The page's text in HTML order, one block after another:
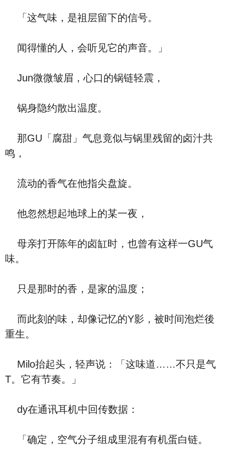
「这气味，是祖层留下的信号。
闻得懂的人，会听见它的声音。」
Jun微微皱眉，心口的锅链轻震，
锅身隐约散出温度。
那GU「腐甜」气息竟似与锅里残留的卤汁共
鸣，
流动的香气在他指尖盘旋。
他忽然想起地球上的某一夜，
母亲打开陈年的卤缸时，也曾有这样一GU气
味。
只是那时的香，是家的温度；
而此刻的味，却像记忆的Y影，被时间泡烂後
重生。
Milo抬起头，轻声说：「这味道……不只是气
T。它有节奏。」
dy在通讯耳机中回传数据：
「确定，空气分子组成里混有有机蛋白链。